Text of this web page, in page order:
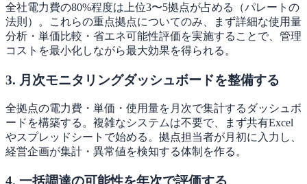
全社電力費の80%程度は上位3〜5拠点が占める（パレートの
法則）。これらの重点拠点についてのみ、まず詳細な使用量
分析・単価比較・省エネ可能性評価を実施することで、管理
コストを最小化しながら最大効果を得られる。
3. 月次モニタリングダッシュボードを整備する
全拠点の電力費・単価・使用量を月次で集計するダッシュボ
ードを構築する。複雑なシステムは不要で、まず共有Excel
やスプレッドシートで始める。拠点担当者が月初に入力し、
経営企画が集計・異常値を検知する体制を作る。
4. 一括調達の可能性を年次で評価する